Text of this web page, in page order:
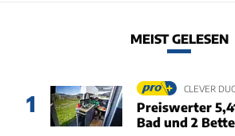
MEIST GELESEN
1
CLEVER
Preiswerter
Bad und 2